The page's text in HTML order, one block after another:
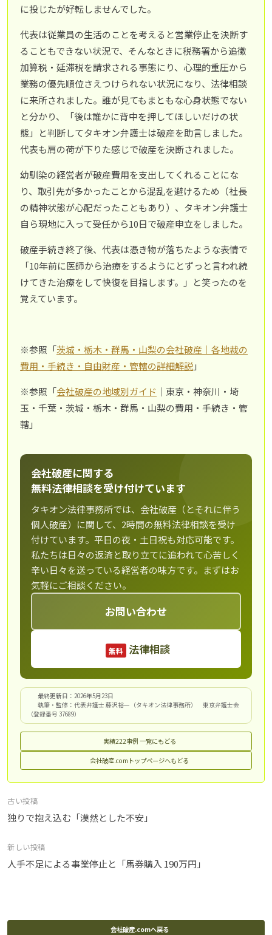
に投じたが好転しませんでした。
代表は従業員の生活のことを考えると営業停止を決断す
ることもできない状況で、そんなときに税務署から追徴
加算税・延滞税を請求される事態にり、心理的重圧から
業務の優先順位さえつけられない状況になり、法律相談
に来所されました。誰が見てもまともな心身状態でない
と分かり、「後は誰かに背中を押してほしいだけの状
態」と判断してタキオン弁護士は破産を助言しました。
代表も肩の荷が下りた感じで破産を決断されました。
幼馴染の経営者が破産費用を支出してくれることにな
り、取引先が多かったことから混乱を避けるため（社長
の精神状態が心配だったこともあり）、タキオン弁護士
自ら現地に入って受任から10日で破産申立をしました。
破産手続き終了後、代表は憑き物が落ちたような表情で
「10年前に医師から治療をするようにとずっと言われ続
けてきた治療をして快復を目指します。」と笑ったのを
覚えています。
※参照「茨城・栃木・群馬・山梨の会社破産｜各地裁の
費用・手続き・自由財産・管轄の詳細解説」
※参照「会社破産の地域別ガイド ｜東京・神奈川・埼
玉・千葉・茨城・栃木・群馬・山梨の費用・手続き・管
轄」
会社破産に関する
無料法律相談を受け付けています
タキオン法律事務所では、会社破産（とそれに伴う
個人破産）に関して、2時間の無料法律相談を受け
付けています。平日の夜・土日祝も対応可能です。
私たちは日々の返済と取り立てに追われて心苦しく
辛い日々を送っている経営者の味方です。まずはお
気軽にご相談ください。
お問い合わせ
無料 法律相談
最終更新日：2026年5月23日
執筆・監修：代表弁護士 藤沢裕一（タキオン法律事務所） 東京弁護士会
（登録番号 37689）
実績222事例 一覧にもどる
会社破産.comトップページへもどる
投
稿
ビ
ゲ
古い投稿
独りで抱え込む「漠然とした不安」
新しい投稿
人手不足による事業停止と「馬券購入 190万円」
会社破産.comへ戻る